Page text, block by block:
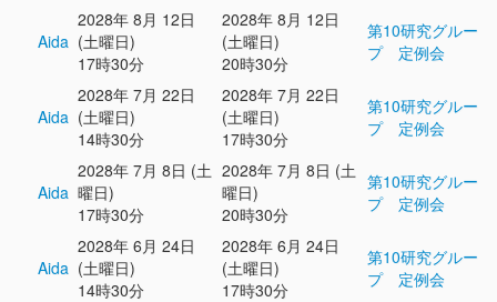
Aida
2028年 8月 12日
(土曜日)
17時30分
2028年 8月 12日
(土曜日)
20時30分
第10研究グルー
プ 定例会
Aida
2028年 7月 22日
(土曜日)
14時30分
2028年 7月 22日
(土曜日)
17時30分
第10研究グルー
プ 定例会
Aida
2028年 7月 8日 (土
曜日)
17時30分
2028年 7月 8日 (土
曜日)
20時30分
第10研究グルー
プ 定例会
Aida
2028年 6月 24日
(土曜日)
14時30分
2028年 6月 24日
(土曜日)
17時30分
第10研究グルー
プ 定例会